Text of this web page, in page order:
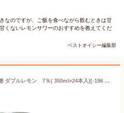
なのですが、ご飯を食べながら飲むときは甘
くないレモンサワーのおすすめを教えてくだ
ベストオイシー編集部
-196 イチキューロク 無糖 ダブルレモン 7％( 350ml×24本入)[-196 無糖 無糖チューハイ 196無糖 レモンサワー]